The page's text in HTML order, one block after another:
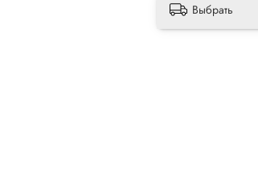
Выбрать